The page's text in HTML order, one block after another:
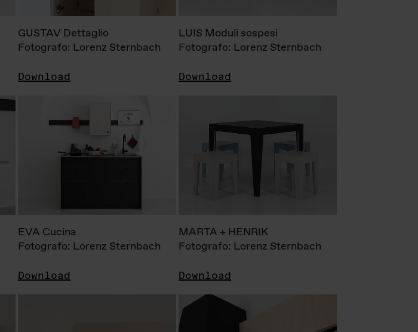
GUSTAV Dettaglio
Fotografo: Lorenz Sternbach
Download
LUIS Moduli sospesi
Fotografo: Lorenz Sternbach
Download
EVA Cucina
Fotografo: Lorenz Sternbach
Download
MARTA + HENRIK
Fotografo: Lorenz Sternbach
Download